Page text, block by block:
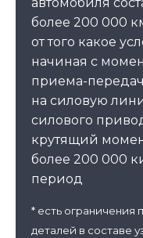
более 200 000
от того какое
начиная с
приема-
на силовую
силового
крутящий
более 200 000
период
* есть ограничения
деталей в составе